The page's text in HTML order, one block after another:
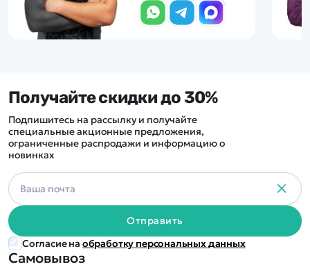
Самовывоз
Получайте скидки до 30%
Подпишитесь на рассылку и получайте
специальные акционные предложения,
ограниченные распродажи и информацию о
новинках
Отправить
Согласие на обработку персональных данных